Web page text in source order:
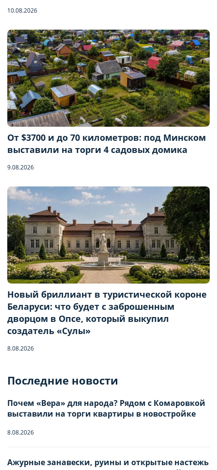
10.08.2026
От $3700 и до 70 километров: под Минском
выставили на торги 4 садовых домика
9.08.2026
Новый бриллиант в туристической короне
Беларуси: что будет с заброшенным
дворцом в Опсе, который выкупил
создатель «Сулы»
8.08.2026
Последние новости
Почем «Вера» для народа? Рядом с Комаровкой
выставили на торги квартиры в новостройке
8.08.2026
Ажурные занавески, руины и открытые настежь
Отправьте запрос, чтобы забронировать
Количество гостей
Взрослые
НАСТРОЙТЕ ПАРАМЕТРЫ
НАСТРОЙТЕ ПАРАМЕТРЫ